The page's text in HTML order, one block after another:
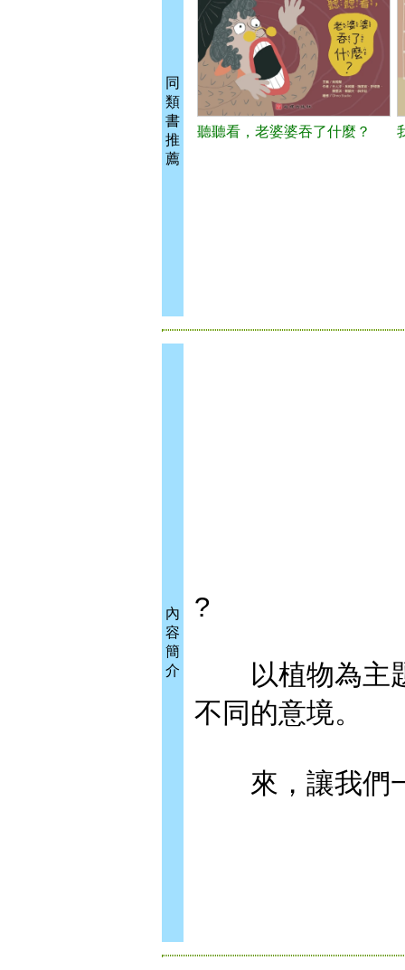
同
類
書
推
薦
聽聽看，老婆婆吞了什麼？
內
容
簡
介
?
以植物為主題
不同的意境。
來，讓我們一